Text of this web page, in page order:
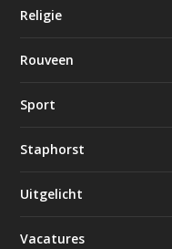
Religie
Rouveen
Sport
Staphorst
Uitgelicht
Vacatures